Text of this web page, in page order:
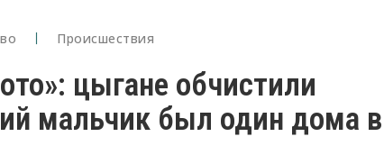
Происшествия
цыгане обчистили
мальчик был один дома в